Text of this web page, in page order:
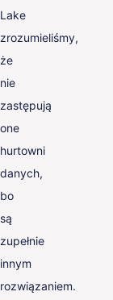
Lake
zrozumieliśmy,
że
nie
zastępują
one
hurtowni
danych,
bo
są
zupełnie
innym
rozwiązaniem.